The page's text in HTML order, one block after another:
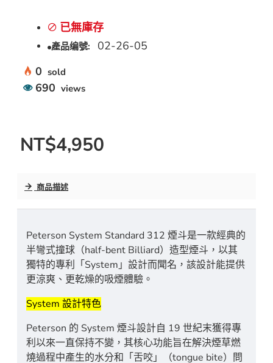
已無庫存
產品编號:
02-26-05
0 sold
690 views
NT$4,950
商品描述
Peterson System Standard 312 煙斗是一款經典的
半彎式撞球（half-bent Billiard）造型煙斗，以其
獨特的專利「System」設計而聞名，該設計能提供
更涼爽、更乾燥的吸煙體驗。
System 設計特色
Peterson 的 System 煙斗設計自 19 世紀末獲得專
利以來一直保持不變，其核心功能旨在解決煙草燃
燒過程中產生的水分和「舌咬」（tongue bite）問